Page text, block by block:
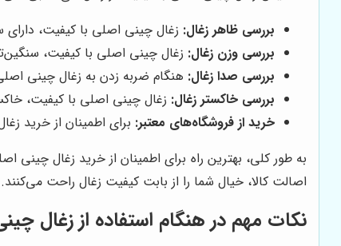
بررسی ظاهر زغال: زغال چینی اصلی با کیفیت،
بررسی وزن زغال: زغال چینی اصلی با کیفیت،
بررسی صدا زغال: هنگام ضربه زدن به زغال چینی
بررسی خاکستر زغال: زغال چینی اصلی با کیفیت،
خرید از فروشگاه‌های معتبر: برای اطمینان از خرید
به طور کلی، بهترین راه برای اطمینان از خرید زغال چینی
اصالت کالا، خیال شما را از بابت کیفیت زغال راحت می‌کنند.
نکات مهم در هنگام استفاده از زغال